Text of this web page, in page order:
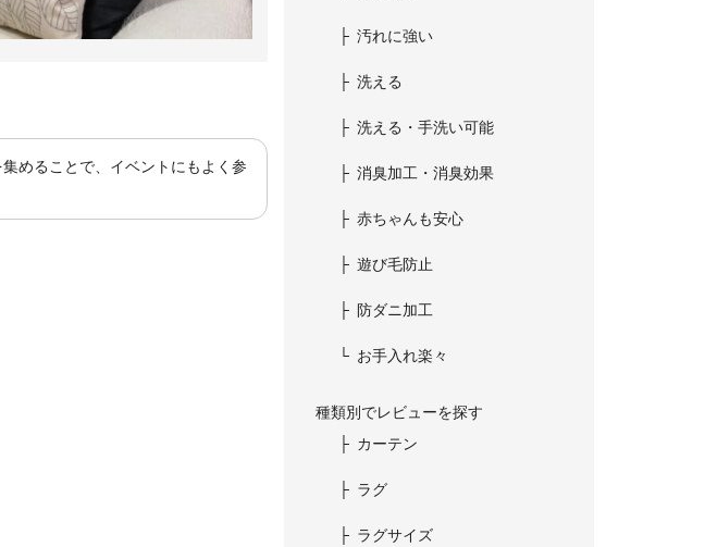
めることで、イベントにもよく参
汚れに強い
洗える
洗える・手洗い可能
消臭加工・消臭効果
赤ちゃんも安心
遊び毛防止
防ダニ加工
お手入れ楽々
種類別でレビューを探す
カーテン
ラグ
ラグサイズ